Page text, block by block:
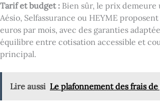
Tarif et budget : Bien sûr, le prix
Aésio, Selfassurance ou HEYME
euros par mois, avec des garanties
équilibre entre cotisation accessible et
principal.
Lire aussi Le plafonnement des frais